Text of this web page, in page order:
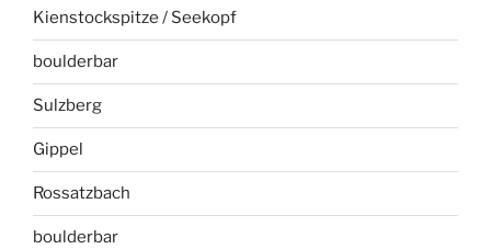
Kienstockspitze / Seekopf
boulderbar
Sulzberg
Gippel
Rossatzbach
boulderbar